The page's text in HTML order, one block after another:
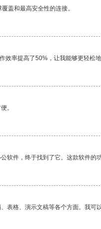
盖和最高安全性的连接。
效率提高了50%，让我能够更轻松地
。
软件，终于找到了它。这款软件的
表格、演示文稿等各个方面。我可